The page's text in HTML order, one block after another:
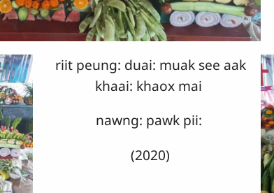
riit peung: duai: muak see aak
khaai: khaox mai
nawng: pawk pii:
(2020)